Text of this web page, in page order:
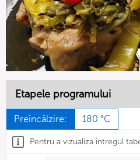
Etapele programului
Preîncălzire: 180 °C
Pentru a vizualiza întregul